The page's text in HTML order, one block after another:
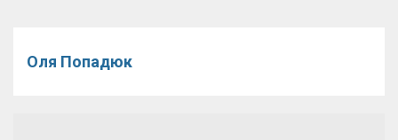
Оля Попадюк